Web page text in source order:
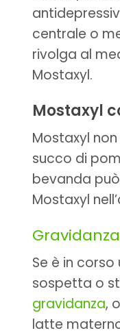
centrale o
rivolga al
Mostaxyl.
Mostaxyl
Mostaxyl
succo di
bevanda
Mostaxyl
Gravidanza
Se è in corso
sospetta o
gravidanza,
latte